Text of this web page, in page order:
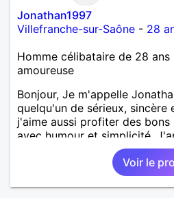
Jonathan1997
Villefranche-sur-Saône - 28
Homme célibataire de 28
amoureuse
Bonjour, Je m'appelle
quelqu'un de sérieux, sincère
j'aime aussi profiter des
avec humour et simplicité.
les découvertes, les jeux
détente. Je suis à la
authentique avec qui partager
expériences, construire une
Voir le